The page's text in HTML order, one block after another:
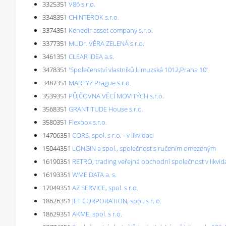
3325351 V86 s.r.o.
3348351 CHINTEROK s.r.o.
3374351 Kenedir asset company s.r.o.
3377351 MUDr. VĚRA ZELENÁ s.r.o.
3461351 CLEAR IDEA a.s.
3478351 'Společenství vlastníků Limuzská 1012,Praha 10'
3487351 MARTYZ Prague s.r.o.
3539351 PŮJČOVNA VĚCÍ MOVITÝCH s.r.o.
3568351 GRANTITUDE House s.r.o.
3580351 Flexbox s.r.o.
14706351 CORS, spol. s r.o. - v likvidaci
15044351 LONGIN a spol., společnost s ručením omezeným
16190351 RETRO, trading veřejná obchodní společnost v
16193351 WME DATA a. s.
17049351 AZ SERVICE, spol. s r.o.
18626351 JET CORPORATION, spol. s r. o.
18629351 AKME, spol. s r.o.